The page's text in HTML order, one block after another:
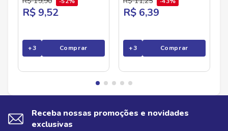
R$ 9,52
+3 Comprar
R$ 6,39
+3 Comprar
Receba nossas promoções e novidades
exclusivas